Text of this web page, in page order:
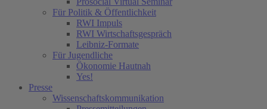
Für Politik & Öffentlichkeit
RWI Impuls
RWI Wirtschaftsgespräch
Leibniz-Formate
Für Jugendliche
Ökonomie Hautnah
Yes!
Presse
Wissenschaftskommunikation